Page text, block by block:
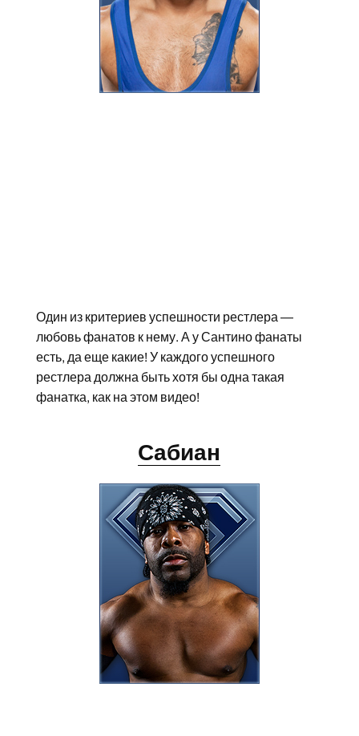
Один из критериев успешности рестлера —
любовь фанатов к нему. А у Сантино фанаты
есть, да еще какие! У каждого успешного
рестлера должна быть хотя бы одна такая
фанатка, как на этом видео!
Сабиан